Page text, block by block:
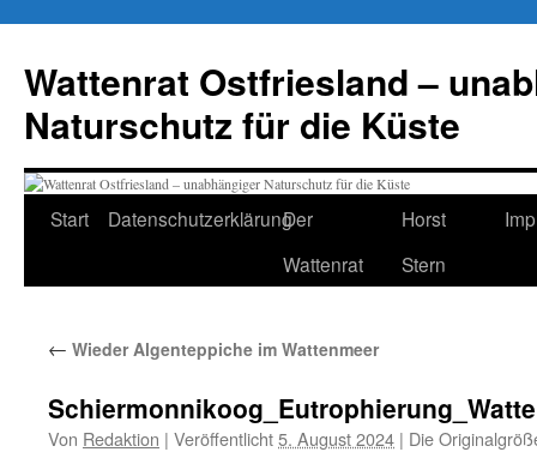
springen
Wattenrat Ostfriesland –
Naturschutz für die Küste
Start DatenschutzerklärungDer
Wattenrat
Horst
Stern
← Wieder Algenteppiche im Wattenmeer
Von Redaktion | Veröffentlicht5. August 2024 | Die